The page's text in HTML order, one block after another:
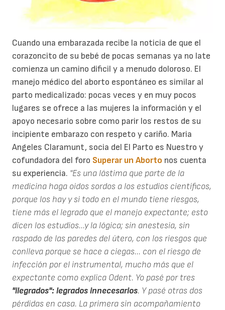
Cuando una embarazada recibe la noticia de que el
corazoncito de su bebé de pocas semanas ya no late
comienza un camino dificil y a menudo doloroso. El
manejo médico del aborto espontáneo es similar al
parto medicalizado: pocas veces y en muy pocos
lugares se ofrece a las mujeres la información y el
apoyo necesario sobre como parir los restos de su
incipiente embarazo con respeto y cariño. Maria
Angeles Claramunt, socia del El Parto es Nuestro y
cofundadora del foro Superar un Aborto nos cuenta
su experiencia. "Es una lástima que parte de la
medicina haga oidos sordos a los estudios científicos,
porque los hay y si todo en el mundo tiene riesgos,
tiene más el legrado que el manejo expectante; esto
dicen los estudios...y la lógica; sin anestesia, sin
raspado de las paredes del útero, con los riesgos que
conlleva porque se hace a ciegas... con el riesgo de
infección por el instrumental, mucho más que el
expectante como explica Odent. Yo pasé por tres
"ilegrados": legrados innecesarios. Y pasé otras dos
pérdidas en casa. La primera sin acompañamiento